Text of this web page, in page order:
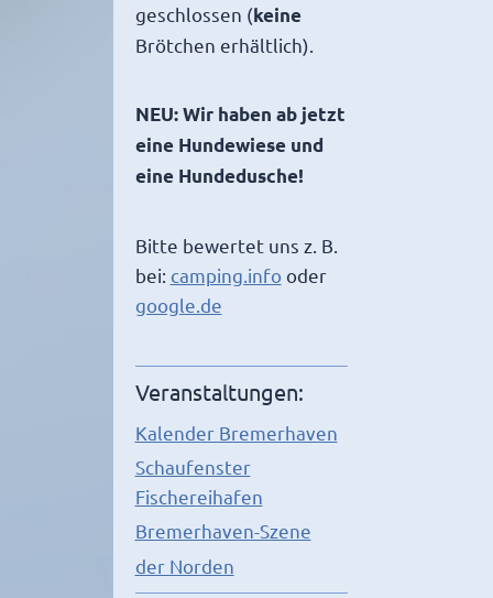
geschlossen (keine
Brötchen erhältlich).
NEU: Wir haben ab jetzt
eine Hundewiese und
eine Hundedusche!
Bitte bewertet uns z. B.
bei: camping.info oder
google.de
Veranstaltungen:
Kalender Bremerhaven
Schaufenster
Fischereihafen
Bremerhaven-Szene
der Norden